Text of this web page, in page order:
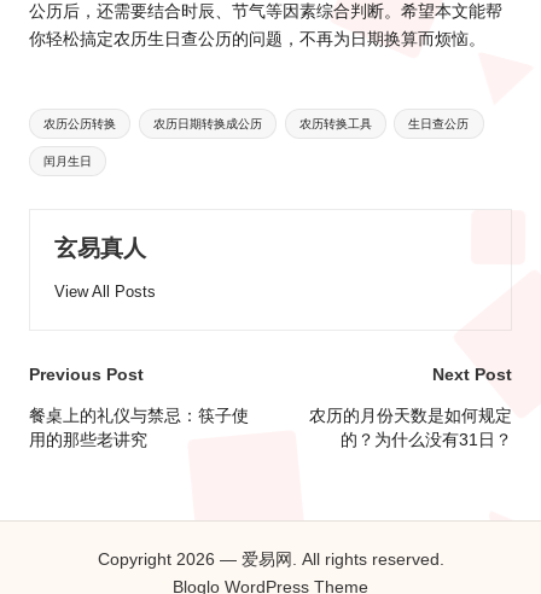
公历后，还需要结合时辰、节气等因素综合判断。希望本文能帮
你轻松搞定农历生日查公历的问题，不再为日期换算而烦恼。
Tags:
农历公历转换 农历日期转换成公历 农历转换工具 生日查公历
闰月生日
玄易真人
View All Posts
Post
navigation
Previous Post
餐桌上的礼仪与禁忌：筷子使
用的那些老讲究
Next Post
农历的月份天数是如何规定
的？为什么没有31日？
Copyright 2026 — 爱易网. All rights reserved.
Bloglo WordPress Theme